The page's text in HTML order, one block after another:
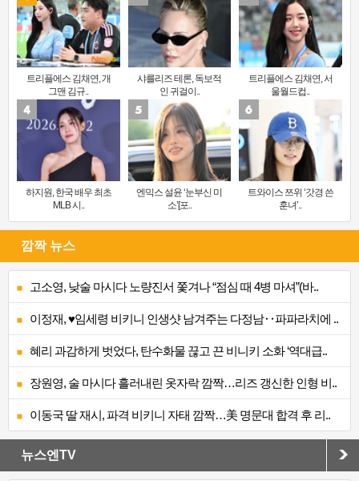
트리플에스 김채연, 개
그맨 김규..
샤를리즈 테론, 독보적
인 귀걸이..
트리플에스 김채연, 서
울월드컵..
하지원, 한국 배우 최초
MLB 시..
엔믹스 설윤 ‘눈부신 미
소’[포..
트와이스 쯔위 ‘갓경 쓴
훈녀’..
깜짝 뉴스
고소영, 낮술 마시다 노량진서 쫓겨나 “점심 때 4병 마셔”(바..
이정재, ♥임세령 비키니 인생샷 남겨주는 다정남‥파파라치에 ..
혜리 과감하게 벗었다, 탄수화물 끊고 끈 비니키 소화 ‘역대급..
장원영, 술 마시다 흘러내린 옷자락 깜짝…리즈 갱신한 인형 비..
이동국 딸 재시, 파격 비키니 자태 깜짝…美 명문대 합격 후 리..
뉴스엔TV